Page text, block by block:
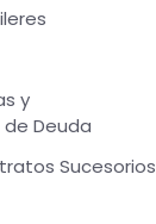
y
Deuda
Sucesorios